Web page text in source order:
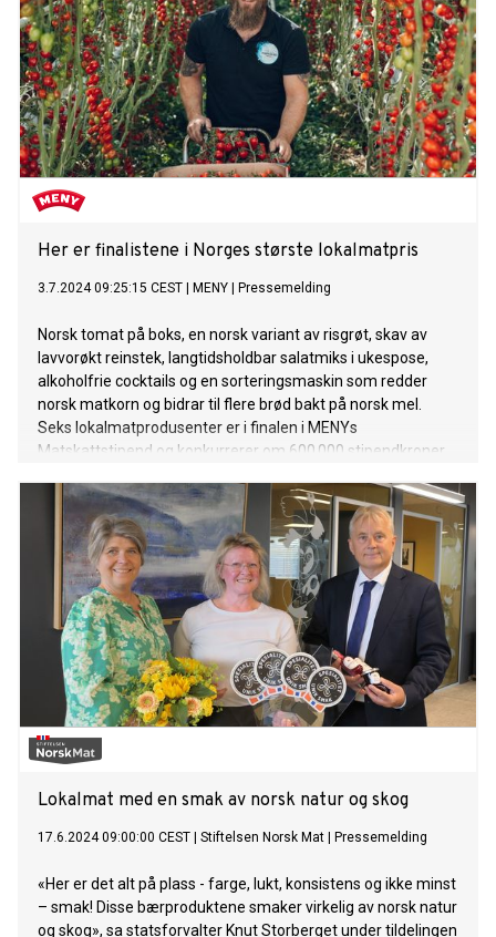
Her er finalistene i Norges største lokalmatpris
3.7.2024 09:25:15 CEST MENY Pressemelding
Norsk tomat på boks, en norsk variant av risgrøt, skav av
lavvorøkt reinstek, langtidsholdbar salatmiks i ukespose,
alkoholfrie cocktails og en sorteringsmaskin som redder
norsk matkorn og bidrar til flere brød bakt på norsk mel.
Seks lokalmatprodusenter er i finalen i MENYs
Matskattstipend og konkurrerer om 600 000 stipendkroner.
Lokalmat med en smak av norsk natur og skog
17.6.2024 09:00:00 CEST Stiftelsen Norsk Mat Pressemelding
«Her er det alt på plass - farge, lukt, konsistens og ikke minst
– smak! Disse bærproduktene smaker virkelig av norsk natur
og skog», sa statsforvalter Knut Storberget under tildelingen